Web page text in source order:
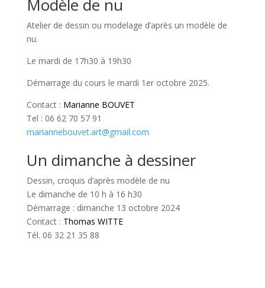
Modèle de nu
Atelier de dessin ou modelage d’après un modèle de
nu.
Le mardi de 17h30 à 19h30
Démarrage du cours le mardi 1er octobre 2025.
Contact : Marianne BOUVET
Tel : 06 62 70 57 91
mariannebouvet.art@gmail.com
Un dimanche à dessiner
Dessin, croquis d’après modèle de nu
Le dimanche de 10 h à 16 h30
Démarrage : dimanche 13 octobre 2024
Contact : Thomas WITTE
Tél. 06 32 21 35 88